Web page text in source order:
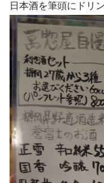
日本酒を筆頭にドリ